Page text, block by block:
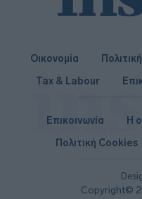
Οικονομία Πολιτική
Tax & Labour
Copyright©
Επικοινωνία Η
Πολιτική Cookies